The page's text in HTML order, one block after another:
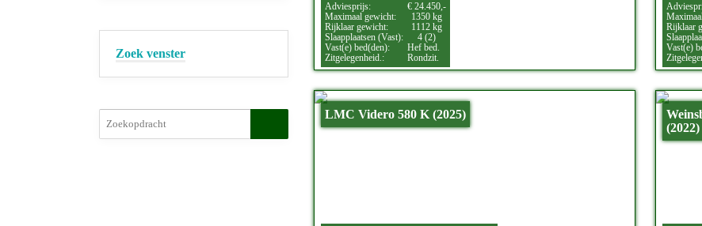
Adviesprijs:
€ 24.450,-
Maximaal gewicht:
1350 kg
Rijklaar gewicht:
1112 kg
Slaapplaatsen (Vast):
4 (2)
Vast(e) bed(den):
Hef bed.
Zitgelegenheid.:
Rondzit.
Rijklaar
Vast(e)
LMC Videro 580 K (2025)
(2022)
Zoek venster